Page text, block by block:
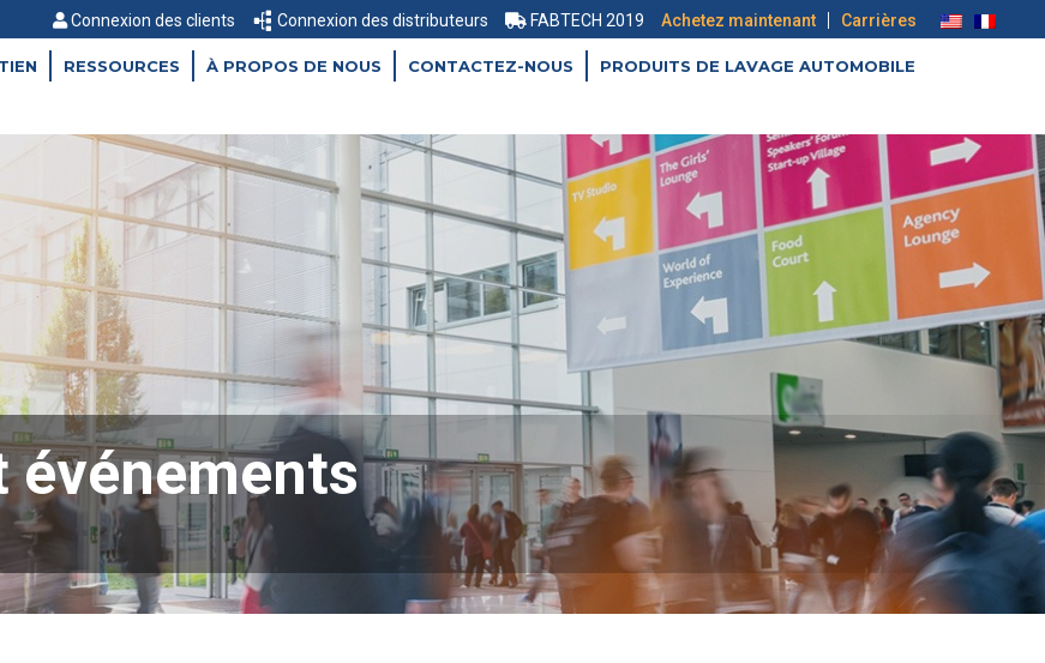
Connexion des clients Connexion des distributeurs FABTECH 2019 Achetez maintenant | Carrières
RESSOURCES À PROPOS DE NOUS CONTACTEZ-NOUS
PRODUITS DE LAVAGE AUTOMOBILE
événements